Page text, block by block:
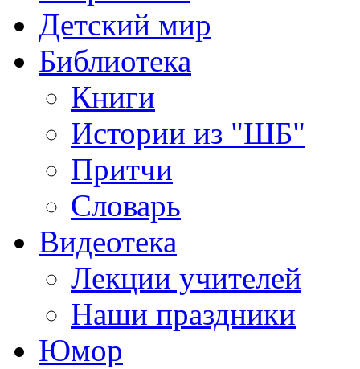
Детский мир
Библиотека
Книги
Истории из "ШБ"
Притчи
Словарь
Видеотека
Лекции учителей
Наши праздники
Юмор